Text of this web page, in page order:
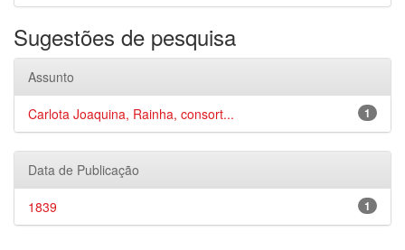
Sugestões de pesquisa
Assunto
1
Carlota Joaquina, Rainha, consort...
Data de Publicação
1
1839